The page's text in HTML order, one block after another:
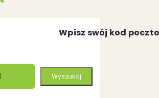
Wpisz swój kod